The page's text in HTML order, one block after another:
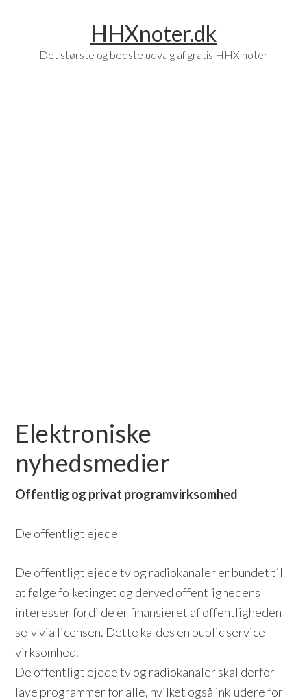
HHXnoter.dk
Det største og bedste udvalg af gratis HHX noter
Elektroniske
nyhedsmedier
Offentlig og privat programvirksomhed
De offentligt ejede
De offentligt ejede tv og radiokanaler er bundet til
at følge folketinget og derved offentlighedens
interesser fordi de er finansieret af offentligheden
selv via licensen. Dette kaldes en public service
virksomhed.
De offentligt ejede tv og radiokanaler skal derfor
lave programmer for alle, hvilket også inkludere for